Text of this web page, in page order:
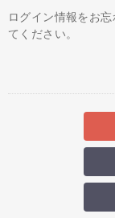
ログイン情報をお
てください。